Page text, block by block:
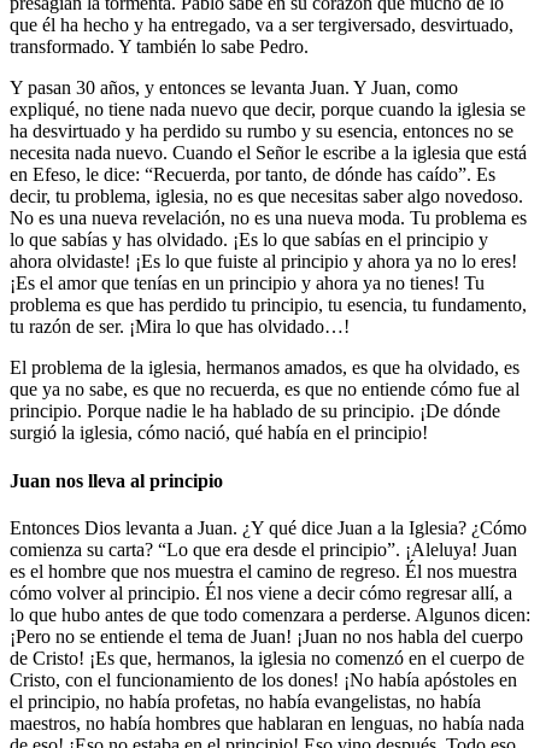
que él ha hecho y ha entregado, va a ser tergiversado, desvirtuado,
transformado. Y también lo sabe Pedro.
Y pasan 30 años, y entonces se levanta Juan. Y Juan, como
expliqué, no tiene nada nuevo que decir, porque cuando la iglesia se
ha desvirtuado y ha perdido su rumbo y su esencia, entonces no se
necesita nada nuevo. Cuando el Señor le escribe a la iglesia que está
en Efeso, le dice: “Recuerda, por tanto, de dónde has caído”. Es
decir, tu problema, iglesia, no es que necesitas saber algo novedoso.
No es una nueva revelación, no es una nueva moda. Tu problema es
lo que sabías y has olvidado. ¡Es lo que sabías en el principio y
ahora olvidaste! ¡Es lo que fuiste al principio y ahora ya no lo eres!
¡Es el amor que tenías en un principio y ahora ya no tienes! Tu
problema es que has perdido tu principio, tu esencia, tu fundamento,
tu razón de ser. ¡Mira lo que has olvidado…!
El problema de la iglesia, hermanos amados, es que ha olvidado, es
que ya no sabe, es que no recuerda, es que no entiende cómo fue al
principio. Porque nadie le ha hablado de su principio. ¡De dónde
surgió la iglesia, cómo nació, qué había en el principio!
Juan nos lleva al principio
Entonces Dios levanta a Juan. ¿Y qué dice Juan a la Iglesia? ¿Cómo
comienza su carta? “Lo que era desde el principio”. ¡Aleluya! Juan
es el hombre que nos muestra el camino de regreso. Él nos muestra
cómo volver al principio. Él nos viene a decir cómo regresar allí, a
lo que hubo antes de que todo comenzara a perderse. Algunos dicen:
¡Pero no se entiende el tema de Juan! ¡Juan no nos habla del cuerpo
de Cristo! ¡Es que, hermanos, la iglesia no comenzó en el cuerpo de
Cristo, con el funcionamiento de los dones! ¡No había apóstoles en
el principio, no había profetas, no había evangelistas, no había
maestros, no había hombres que hablaran en lenguas, no había nada